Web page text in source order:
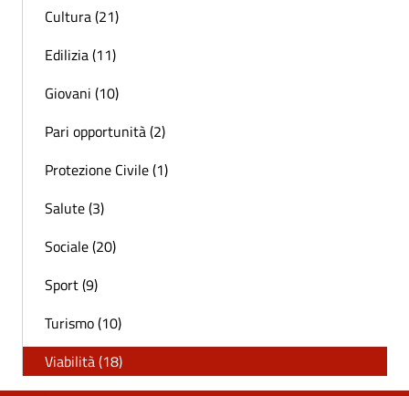
Cultura (21)
Edilizia (11)
Giovani (10)
Pari opportunità (2)
Protezione Civile (1)
Salute (3)
Sociale (20)
Sport (9)
Turismo (10)
Viabilità (18)